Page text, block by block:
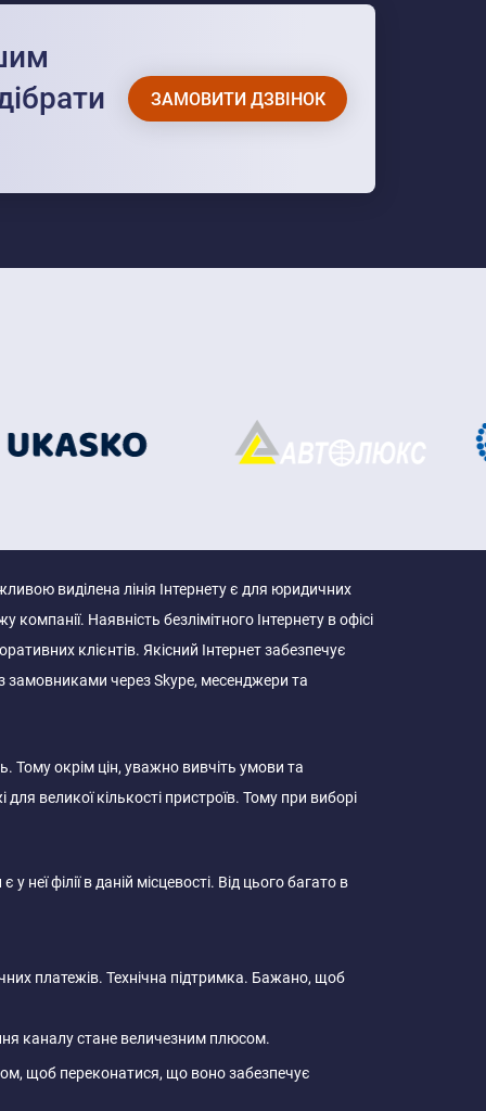
ЗАМОВИТИ ДЗВІНОК
виділена лінія Інтернету є для юридичних
компанії. Наявність безлімітного Інтернету в офісі
клієнтів. Якісний Інтернет забезпечує
замовниками через Skype, месенджери та
Тому окрім цін, уважно вивчіть умови та
великої кількості пристроїв. Тому при виборі
філії в даній місцевості. Від цього багато в
платежів. Технічна підтримка. Бажано, щоб
каналу стане величезним плюсом.
щоб переконатися, що воно забезпечує